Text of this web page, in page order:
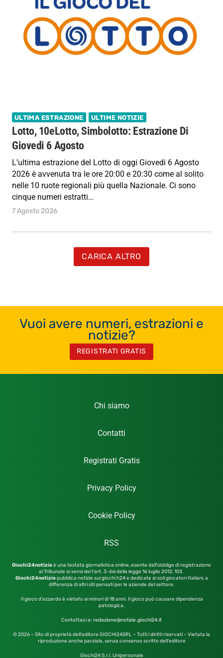
ULTIMA ESTRAZIONE ULTIME NOTIZIE
Lotto, 10eLotto, Simbolotto: Estrazione Di
Giovedi 6 Agosto
L’ultima estrazione del Lotto di oggi Giovedi 6 Agosto
2026 è avvenuta tra le ore 20:00 e 20:30 come al solito
nelle 10 ruote regionali più quella Nazionale. Ci sono
cinque numeri estratti…
7 Agosto 2026
CARICA ALTRO
Vuoi avere numeri, estrazioni e
notizie?
REGISTRATI GRATIS
Chi siamo
Contatti
Registrati Gratis
Privacy Policy
Cookie Policy
RSS
Giochi24notizieè una testata giornalistica online, esente dall’obbligo di registrazione
al Tribunale ai sensi del l’art. 3-bisdella legge 16 luglio 2012,103.
Giochi24notiziepubblica notizie sui giochi h24 e dedicate ai soli giocatori Italiani, a
differenza di altri siti pensati per le aziende del settore.
Il gioco d’azzardo è vietato ai minori di 18 anni. Il gioco può causare dipendenza
patologica.
Contattaci a: redazione@notizie.giochi24.it
© 2026 – Sito di proprietà dell’editore GIOCHI24SRL – Tutti i diritti riservati – Vietata la
riproduzione anche parziale, senza consenso scritto dell’editore
Giochi24 S.r.l. Unipersonale